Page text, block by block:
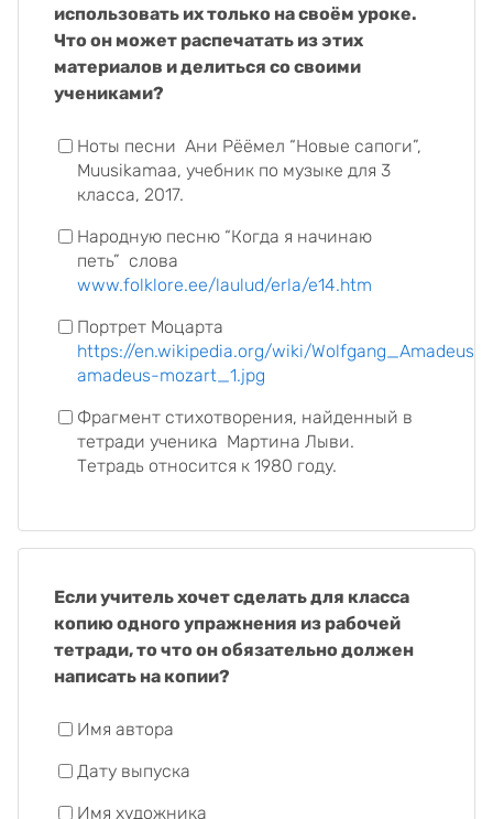
использовать их только на своём уроке.
Что он может распечатать из этих
материалов и делиться со своими
учениками?
Ноты песни Ани Рёёмел “Новые сапоги”,
Muusikamaa, учебник по музыке для 3
класса, 2017.
Народную песню “Когда я начинаю
петь” слова
www.folklore.ee/laulud/erla/e14.htm
Портрет Моцарта
https://en.wikipedia.org/wiki/
amadeus-mozart_1.jpg
Фрагмент стихотворения, найденный в
тетради ученика Мартина Лыви.
Тетрадь относится к 1980 году.
Если учитель хочет сделать для класса
копию одного упражнения из рабочей
тетради, то что он обязательно должен
написать на копии?
Имя автора
Дату выпуска
Имя художника